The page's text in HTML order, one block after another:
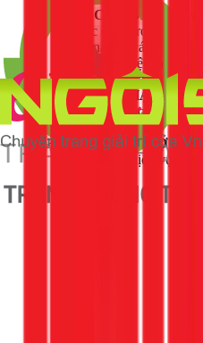
CÚP CẦU DAO
là việc quan trọng nhất
động này sẽ cách ly
ngăn chặn thiệt hại
nguy cơ điện giật.
KHÔNG CHẠM
NÀO:
Kể cả công tắc
toàn.
GỌI NGAY THỢ
hệ ngay với dịch vụ